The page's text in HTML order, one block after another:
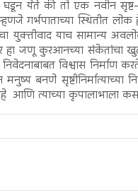
घडून येते की तो एक नवीन
गर्भपाताच्या स्थितीत
याच सामान्य
जणू कुरआनच्या संकेतांचा
विश्वास निर्माण
बनणे सृष्टीनिर्मात्याच्या
त्याच्या कृपालाभाला